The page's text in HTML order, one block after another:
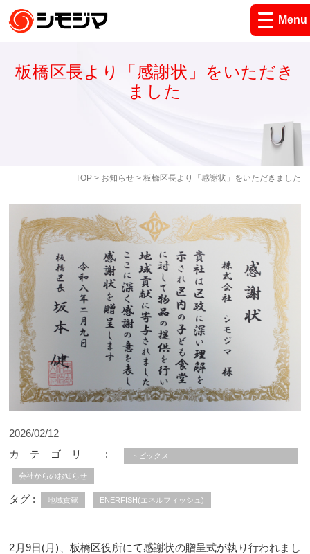
Menu
TOP> お知らせ> 板橋区長より「感謝状」をいただきました
板橋区長より「感謝状」をいただき
ました
2026/02/12
カテゴリ :
トピックス
会社からのお知らせ
タグ : 地域貢献 ENERFISH(エネルフィッシュ)
2月9日(月)、板橋区役所にて感謝状の贈呈式が執り行われまし